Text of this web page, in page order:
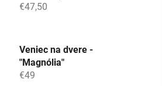
€47,50
Veniec na dvere -
"Magnólia"
€49